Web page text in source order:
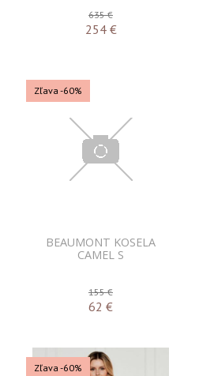
635 €
254 €
Zľava -60%
BEAUMONT KOSELA
CAMEL S
155 €
62 €
Zľava -60%